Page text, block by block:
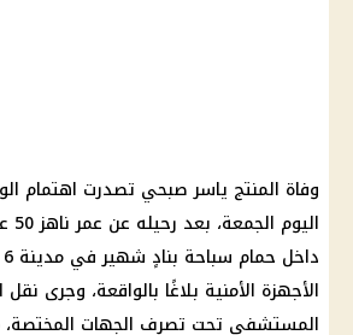
وفاة المنتج ياسر صبحي تصدرت اهتمام
الأجهزة الأمنية بلاغًا بالواقعة، وجرى
المستشفى تحت تصرف الجهات المختصة،